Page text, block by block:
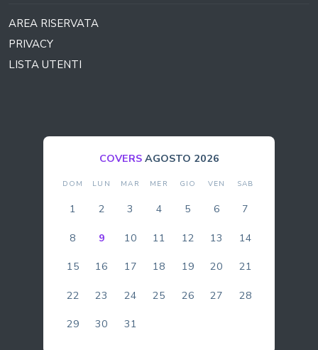
AREA RISERVATA
PRIVACY
LISTA UTENTI
COVERS AGOSTO 2026
DOM LUN MAR MER GIO VEN SAB
1 2 3 4 5 6 7
8 9 10 11 12 13 14
15 16 17 18 19 20 21
22 23 24 25 26 27 28
29 30 31